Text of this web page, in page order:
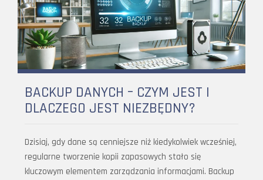
BACKUP DANYCH – CZYM JEST I
DLACZEGO JEST NIEZBĘDNY?
Dzisiaj, gdy dane są cenniejsze niż kiedykolwiek wcześniej,
regularne tworzenie kopii zapasowych stało się
kluczowym elementem zarządzania informacjami. Backup